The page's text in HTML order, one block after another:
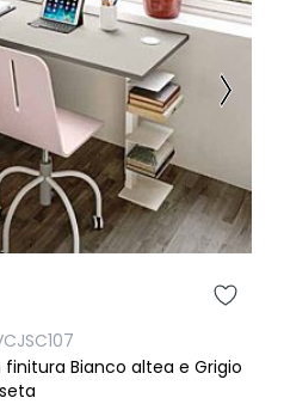
Bianco altea e Grigio
seta